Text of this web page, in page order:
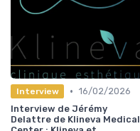
Interview • 16/02/2026
Interview de Jérémy
Delattre de Klineva Medical